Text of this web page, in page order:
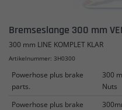
Bremseslange 300 mm
300 mm LINE KOMPLET KLAR
Artikelnummer: 3H0300
Powerhose plus brake
parts.
300
Nuts
Powerhose plus brake